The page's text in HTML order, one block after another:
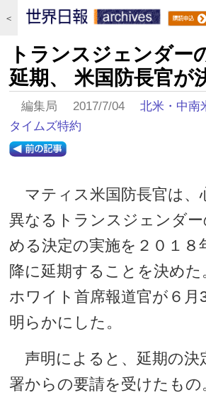
＜
トランスジェンダー
延期、 米国防長官が
編集局 2017/7/04北米・中南
タイムズ特約
マティス米国防長官は、
異なるトランスジェンダ
める決定の実施を２０１８
降に延期することを決めた
ホワイト首席報道官が６月
明らかにした。
声明によると、延期の決
署からの要請を受けたもの